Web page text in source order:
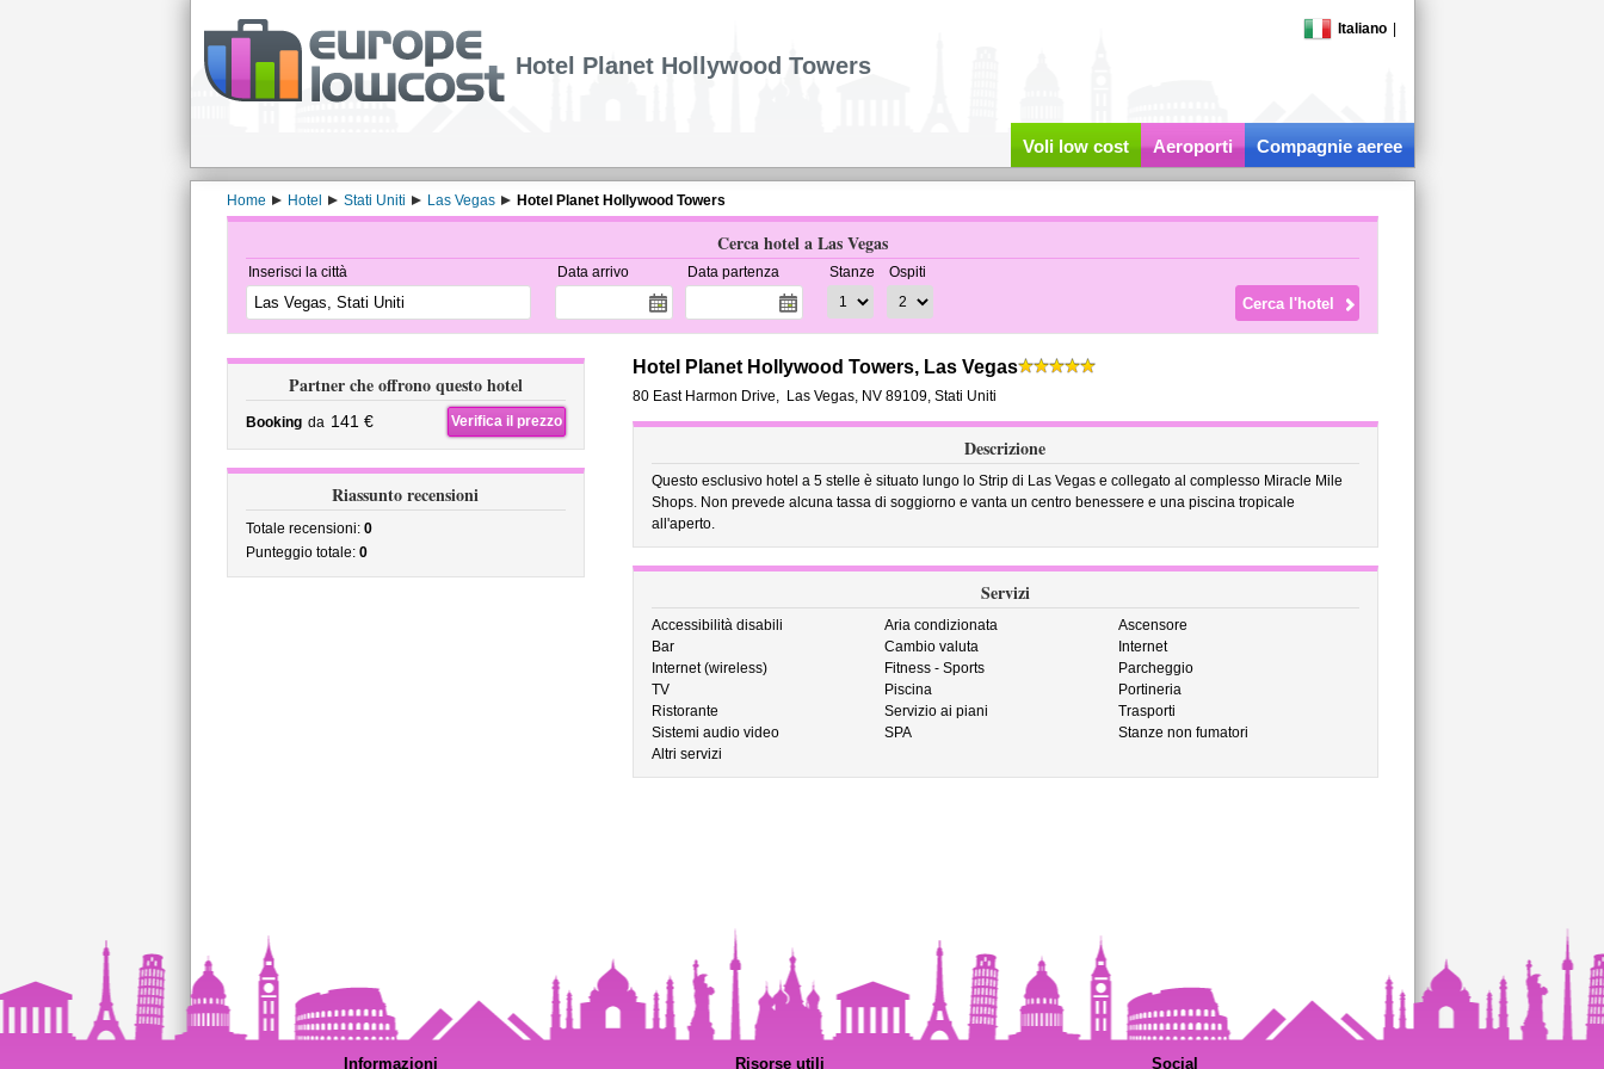
Italiano
Hotel Planet Hollywood Towers
Voli low cost Aeroporti Compagnie aeree
Home Hotel Stati Uniti Las Vegas Hotel Planet Hollywood Towers
Cerca hotel a Las Vegas
Inserisci la città Data arrivo Data partenza Stanze Ospiti
Partner che offrono questo hotel
Booking da 141 € Verifica il prezzo
Riassunto recensioni
Totale recensioni: 0
Punteggio totale: 0
Hotel Planet Hollywood Towers, Las Vegas
80 East Harmon Drive, Las Vegas, NV 89109, Stati Uniti
Descrizione
Questo esclusivo hotel a 5 stelle è situato lungo lo Strip di Las Vegas e collegato al complesso Miracle Mile
Shops. Non prevede alcuna tassa di soggiorno e vanta un centro benessere e una piscina tropicale
all'aperto.
Servizi
Accessibilità disabili Aria condizionata
Ascensore
Bar
Cambio valuta
Internet
Internet (wireless)
Fitness - Sports
Parcheggio
TV
Piscina
Portineria
Ristorante
Servizio ai piani
Trasporti
Sistemi audio video
SPA
Stanze non fumatori
Altri servizi
Informazioni Risorse utili Social